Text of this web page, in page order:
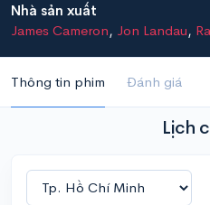
Nhà sản xuất
James Cameron, Jon Landau,
Thông tin phim Đánh giá
Lịch